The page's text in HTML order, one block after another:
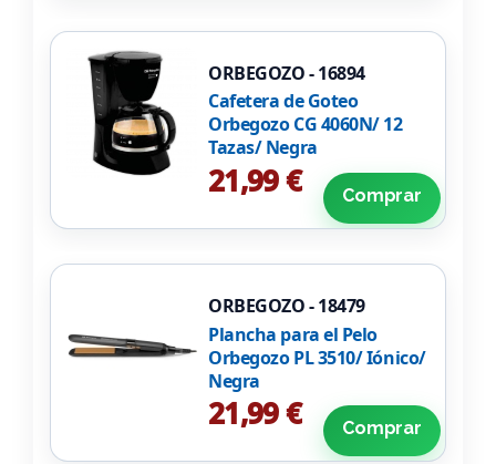
ORBEGOZO - 16894
Cafetera de Goteo
Orbegozo CG 4060N/ 12
Tazas/ Negra
21,99 € Comprar
ORBEGOZO - 18479
Plancha para el Pelo
Orbegozo PL 3510/ Iónico/
Negra
21,99 € Comprar